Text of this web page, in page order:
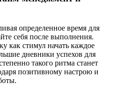
определенное время для
себя после выполнения.
как стимул начать каждое
дневники успехов для
такого ритма станет
позитивному настрою и